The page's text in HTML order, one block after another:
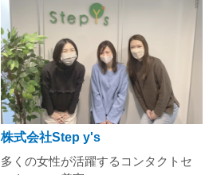
株式会社Step y's
多くの女性が活躍するコンタクトセ